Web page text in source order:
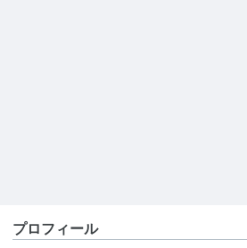
プロフィール